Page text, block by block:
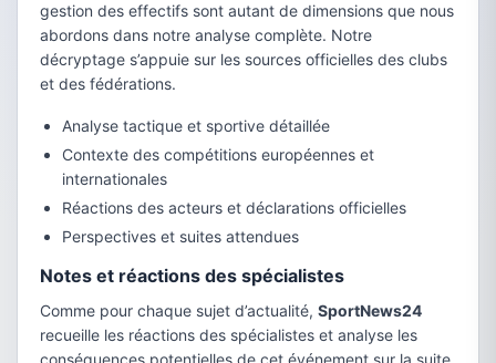
gestion des effectifs sont autant de dimensions que nous
abordons dans notre analyse complète. Notre
décryptage s’appuie sur les sources officielles des clubs
et des fédérations.
Analyse tactique et sportive détaillée
Contexte des compétitions européennes et
internationales
Réactions des acteurs et déclarations officielles
Perspectives et suites attendues
Notes et réactions des spécialistes
Comme pour chaque sujet d’actualité, SportNews24
recueille les réactions des spécialistes et analyse les
conséquences potentielles de cet événement sur la suite